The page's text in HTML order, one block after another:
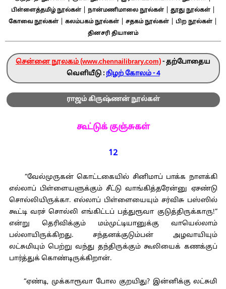
பிள்ளைத்தமிழ் நூல்கள்| நான்மணிமாலை நூல்கள்| தூது நூல்கள்|
கோவை நூல்கள் கலம்பகம் நூல்கள் சதகம் நூல்கள் பிற நூல்கள்
தினசரி தியானம்
சென்னை நூலகம் (www.chennailibrary.com)- தற்போதைய
வெளியீடு : நிழற் கோலம் - 4
ராஜம் கிருஷ்ணன் நூல்கள்
கூட்டுக் குஞ்சுகள்
12
“வேல்முருகன் கொட்டகையில் சினிமாப் பாக்க நாளக்கி
எல்லாப் பிள்ளையளுக்கும் சீட்டு வாங்கித்தரேன்னு ஏசண்டு
சொல்லியிருக்கா. எல்லாப் பிள்ளையையும் சர்விசு பஸ்ஸில்
கூட்டி வரச் சொல்லி எங்கிட்டப் பத்துரூவா குடுத்திருக்காரு!”
என்று தெரிவிக்கும் மம்முட்டியானுக்கு வாயெல்லாம்
பல்லாயிருக்கிறது. சந்தனக்குடும்பன் அழவாயியும்
லட்சுமியும் பெற்று வந்து தந்திருக்கும் கூலியைக் கணக்குப்
பார்த்துக் கொண்டிருக்கிறான்.
“ஏண்டி, முக்காரூவா போல குறயிது? இன்னிக்கு லட்சுமி